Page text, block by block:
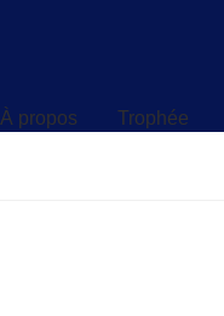
À propos
Trophée